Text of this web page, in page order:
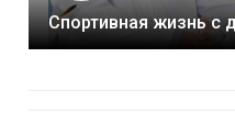
Спортивная жизнь с